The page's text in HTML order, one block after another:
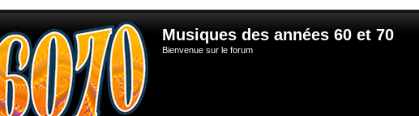
Musiques des années 60 et 70
Bienvenue sur le forum